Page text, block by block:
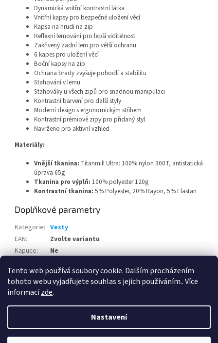
Tento web používá soubory cookie. Dalším procházením
tohoto webu vyjadřujete souhlas s jejich používáním.. Více
informacízde.
Nastavení
Dynamická vnitřní kontrastní látka
Vnitřní kapsy pro bezpečné uložení věcí
Kapsa na hrudi na zip
Reflexní lemování pro lepší viditelnost
Zakřivený zadní lem pro větší ochranu
6 kapes pro uložení věcí
Boční kapsy na zip
Ochrana brady zvyšuje pohodlí a stabilitu
Stahování v lemu
Stahováky u všech zipů pro snadnou manipulaci
Kontrastní barvení pro další styly
Moderní design s ergonomickým střihem
Kontrastní prémiové zipy pro přidaný styl
Navrženo pro aktivní vzhled
Materiály:
Vnější tkanina: Titanmill Ultra: 100% nylon 300T, antistatická
úprava 65g
Tkanina pro výplň: 100% polyester 120g
Kontrastní tkanina: 5% Polyester, 20% Rayon, 5% Elastan
Doplňkové parametry
Kategorie: Vesty
EAN:
Zvolte variantu
Kapuce:
Ne
Copyright 2026FH Gear s.r.o.- chráněná dílna. Všechna práva